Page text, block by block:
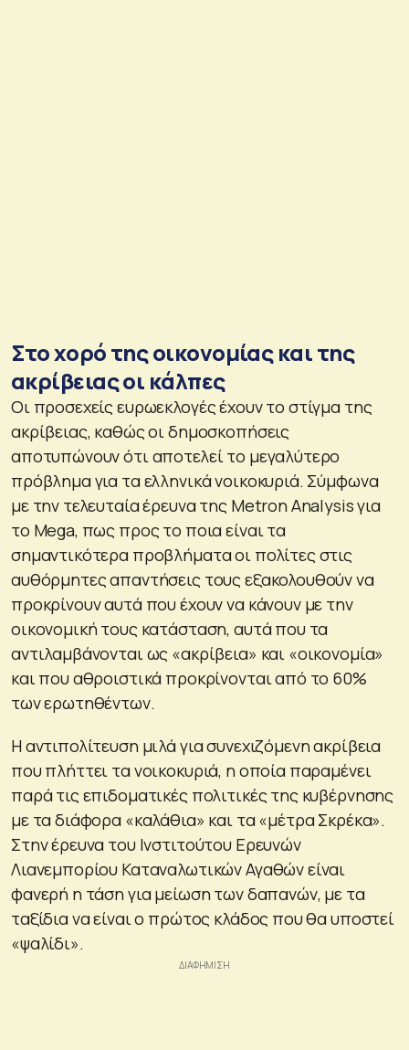
Στο χορό της οικονομίας και της
ακρίβειας οι κάλπες
Οι προσεχείς ευρωεκλογές έχουν το στίγμα της
ακρίβειας, καθώς οι δημοσκοπήσεις
αποτυπώνουν ότι αποτελεί το μεγαλύτερο
πρόβλημα για τα ελληνικά νοικοκυριά. Σύμφωνα
με την τελευταία έρευνα της Metron Analysis για
το Mega, πως προς το ποια είναι τα
σημαντικότερα προβλήματα οι πολίτες στις
αυθόρμητες απαντήσεις τους εξακολουθούν να
προκρίνουν αυτά που έχουν να κάνουν με την
οικονομική τους κατάσταση, αυτά που τα
αντιλαμβάνονται ως «ακρίβεια» και «οικονομία»
και που αθροιστικά προκρίνονται από το 60%
των ερωτηθέντων.
Η αντιπολίτευση μιλά για συνεχιζόμενη ακρίβεια
που πλήττει τα νοικοκυριά, η οποία παραμένει
παρά τις επιδοματικές πολιτικές της κυβέρνησης
με τα διάφορα «καλάθια» και τα «μέτρα Σκρέκα».
Στην έρευνα του Ινστιτούτου Ερευνών
Λιανεμπορίου Καταναλωτικών Αγαθών είναι
φανερή η τάση για μείωση των δαπανών, με τα
ταξίδια να είναι ο πρώτος κλάδος που θα υποστεί
«ψαλίδι».